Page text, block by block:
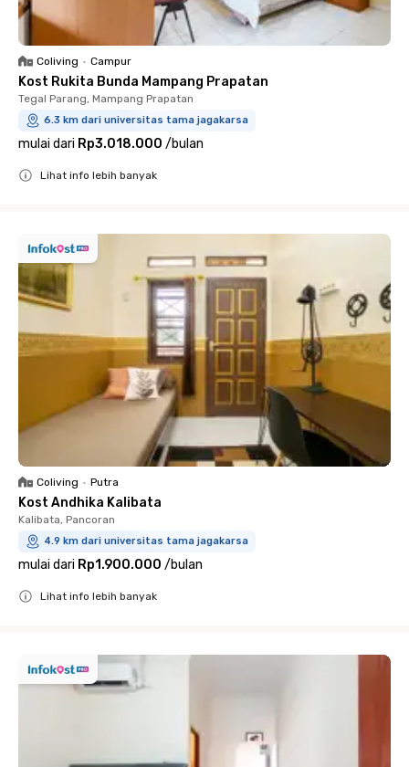
Coliving • Campur
Kost Rukita Bunda Mampang Prapatan
Tegal Parang, Mampang Prapatan
6.3 km dari universitas tama jagakarsa
mulai dari Rp3.018.000 /bulan
Lihat info lebih banyak
Coliving • Putra
Kost Andhika Kalibata
Kalibata, Pancoran
4.9 km dari universitas tama jagakarsa
mulai dari Rp1.900.000 /bulan
Lihat info lebih banyak